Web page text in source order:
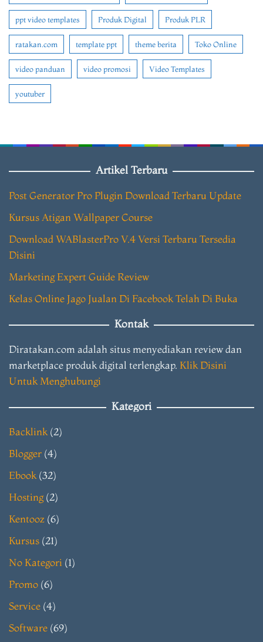
ppt video templates Produk Digital Produk PLR
ratakan.com template ppt theme berita Toko Online
video panduan video promosi Video Templates
youtuber
Artikel Terbaru
Post Generator Pro Plugin Download Terbaru Update
Kursus Atigan Wallpaper Course
Download WABlasterPro V.4 Versi Terbaru Tersedia
Disini
Marketing Expert Guide Review
Kelas Online Jago Jualan Di Facebook Telah Di Buka
Kontak
Diratakan.com adalah situs menyediakan review dan
marketplace produk digital terlengkap. Klik Disini
Untuk Menghubungi
Kategori
Backlink (2)
Blogger (4)
Ebook (32)
Hosting(2)
Kentooz (6)
Kursus (21)
No Kategori (1)
Promo (6)
Service (4)
Software (69)